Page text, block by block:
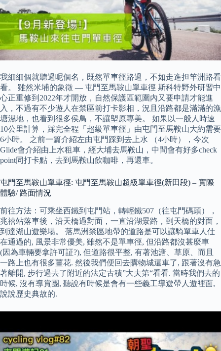
我細細個就聽過呢個名，既然單車徑路過，不如走進担竿洲路看
看。 雖然米埔的象徵 — 屯門至馬鞍山單車徑 斯科特野外研習中
心正重修到2022年才開放，自然保護區範圍內又要申請才能進
入，不過有不少遊人在禁區前打卡影相，況且沿路都是滿滿的漁
塘濕地，也看到很多侯鳥，不讓塱原專美。 如果以一般人時速
10公里計算，踩完全程「超級單車徑」由屯門至馬鞍山大約需要
6小時。 之前一篇介紹左由屯門踩到去上水 （4小時），今次
Glide會介紹由上水租車，經大埔去馬鞍山，中間會有好多check
point同打卡點，去到馬鞍山飲咖啡，再還車。
屯門至馬鞍山單車徑: 屯門至馬鞍山超級單車徑(新田段) – 實際
體驗/ 路面情況
前往方法：可乘坐西鐵到屯門站，轉輕鐵507（往屯門碼頭），
兆禧站落車後，沿天橋過對面，一直沿湖景路，到天橋的對面，
到達湖山遊樂場。 落馬洲禁區地帶的道路是可以讓騎單車人仕
在通過的, 風景非常優美, 雖然不是單車徑, 但沿路都沒甚麼車
(因為車輛要拿許可証?), 但道路很平整, 有著池溏、草原、而且
一路上也有很多薑花. 然後我們便回去購物城還車了, 跟著沒有急
著離開, 步行過去了附近的法定古積”大夫第“看看. 當時我們去的
時候, 沒有導賞團, 聽說有時候是會有一些義工導遊帶人遊裡面,
說說歷史典故的.